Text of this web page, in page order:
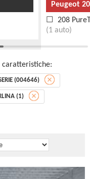
Peugeot
208
(1 auto)
caratteristiche:
(004646)
(1)